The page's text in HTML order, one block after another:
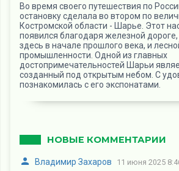
Во время своего путешествия по
остановку сделала во втором по
Костромской области - Шарье. Этот
появился благодаря железной
здесь в начале прошлого века, и
промышленности. Одной из главных
достопримечательностей Шарьи
созданный под открытым небом. С
познакомилась с его экспонатами.
НОВЫЕ КОММЕНТАРИИ
Владимир Захаров
11 июня 2025